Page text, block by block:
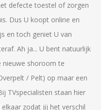
defecte toestel of zorgen
Dus U koopt online en
en toch geniet U van
Ah ja... U bent natuurlijk
nieuwe shoroom te
/ Pelt) op maar een
TVspecialisten staan hier
zodat jij het verschil